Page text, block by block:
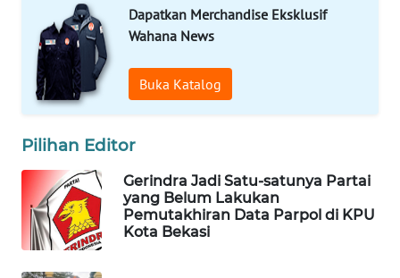
Dapatkan Merchandise Eksklusif
Wahana News
Buka Katalog
Pilihan Editor
Gerindra Jadi Satu-satunya Partai
yang Belum Lakukan
Pemutakhiran Data Parpol di KPU
Kota Bekasi
PORTAL
KONSUMEN
FORWAMKI
ALPERKLINAS
FORJASIDA
TAMBANG
NEWS